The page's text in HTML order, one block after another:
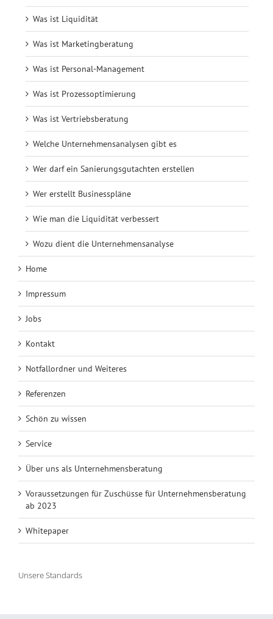
Was ist Liquidität
Was ist Marketingberatung
Was ist Personal-Management
Was ist Prozessoptimierung
Was ist Vertriebsberatung
Welche Unternehmensanalysen gibt es
Wer darf ein Sanierungsgutachten erstellen
Wer erstellt Businesspläne
Wie man die Liquidität verbessert
Wozu dient die Unternehmensanalyse
Home
Impressum
Jobs
Kontakt
Notfallordner und Weiteres
Referenzen
Schön zu wissen
Service
Über uns als Unternehmensberatung
Voraussetzungen für Zuschüsse für Unternehmensberatung
ab 2023
Whitepaper
Unsere Standards